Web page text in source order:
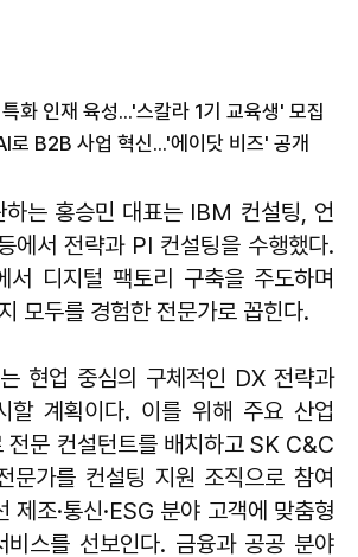
화 인재 육성...'스칼라 1기 교육생' 모집
B2B 사업 혁신...'에이닷 비즈' 공개
하는 홍승민 대표는 IBM 컨설팅, 언
에서 전략과 PI 컨설팅을 수행했다.
서 디지털 팩토리 구축을 주도하며
모두를 경험한 전문가로 꼽힌다.
현업 중심의 구체적인 DX 전략과
할 계획이다. 이를 위해 주요 산업
전문 컨설턴트를 배치하고 SK C&C
문가를 컨설팅 지원 조직으로 참여
제조·통신·ESG 분야 고객에 맞춤형
비스를 선보인다. 금융과 공공 분야